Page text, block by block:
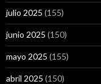
julio 2025 (155)
junio 2025 (150)
mayo 2025 (155)
abril 2025 (150)